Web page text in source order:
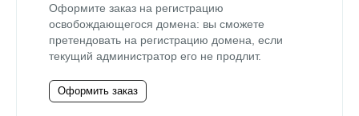
Оформите заказ на регистрацию
освобождающегося домена: вы сможете
претендовать на регистрацию домена, если
текущий администратор его не продлит.
Оформить заказ